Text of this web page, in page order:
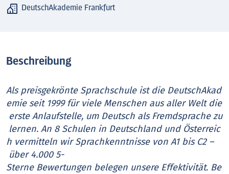
DeutschAkademie Frankfurt
Beschreibung
Als preisgekrönte Sprachschule ist die DeutschAkad
emie seit 1999 für viele Menschen aus aller Welt die
erste Anlaufstelle, um Deutsch als Fremdsprache zu
lernen. An 8 Schulen in Deutschland und Österreic
h vermitteln wir Sprachkenntnisse von A1 bis C2 –
über 4.000 5-
Sterne Bewertungen belegen unsere Effektivität. Be